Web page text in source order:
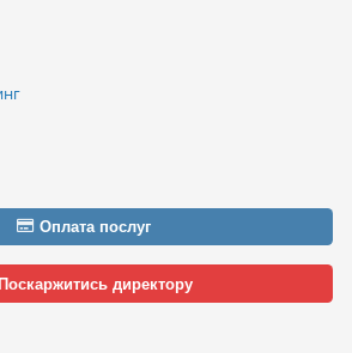
Оплата послуг
директору